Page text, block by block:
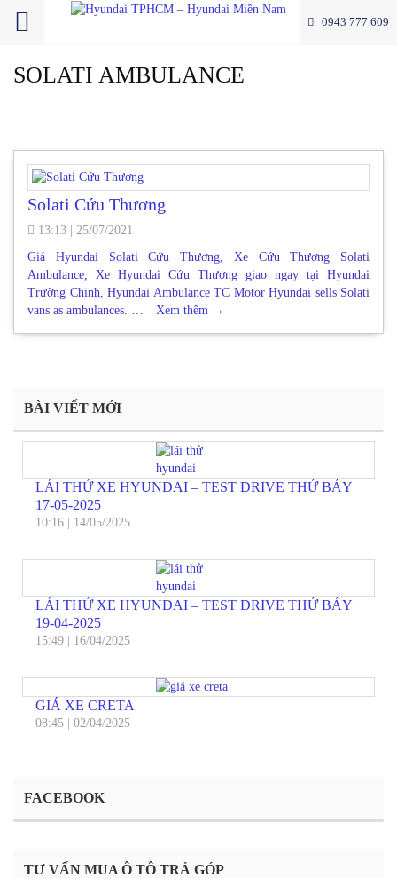
0943 777 609
SOLATI AMBULANCE
Solati Cứu Thương
13:13
25/07/2021
Giá Hyundai Solati Cứu Thương, Xe Cứu Thương Solati
Ambulance, Xe Hyundai Cứu Thương giao ngay tại Hyundai
Trường Chinh, Hyundai Ambulance TC Motor Hyundai sells Solati
vans as ambulances. …
Xem thêm →
BÀI VIẾT MỚI
LÁI THỬ XE HYUNDAI – TEST DRIVE THỨ BẢY
17-05-2025
10:16 14/05/2025
LÁI THỬ XE HYUNDAI – TEST DRIVE THỨ BẢY
19-04-2025
15:49 16/04/2025
GIÁ XE CRETA
08:45 02/04/2025
FACEBOOK
TƯ VẤN MUA Ô TÔ TRẢ GÓP